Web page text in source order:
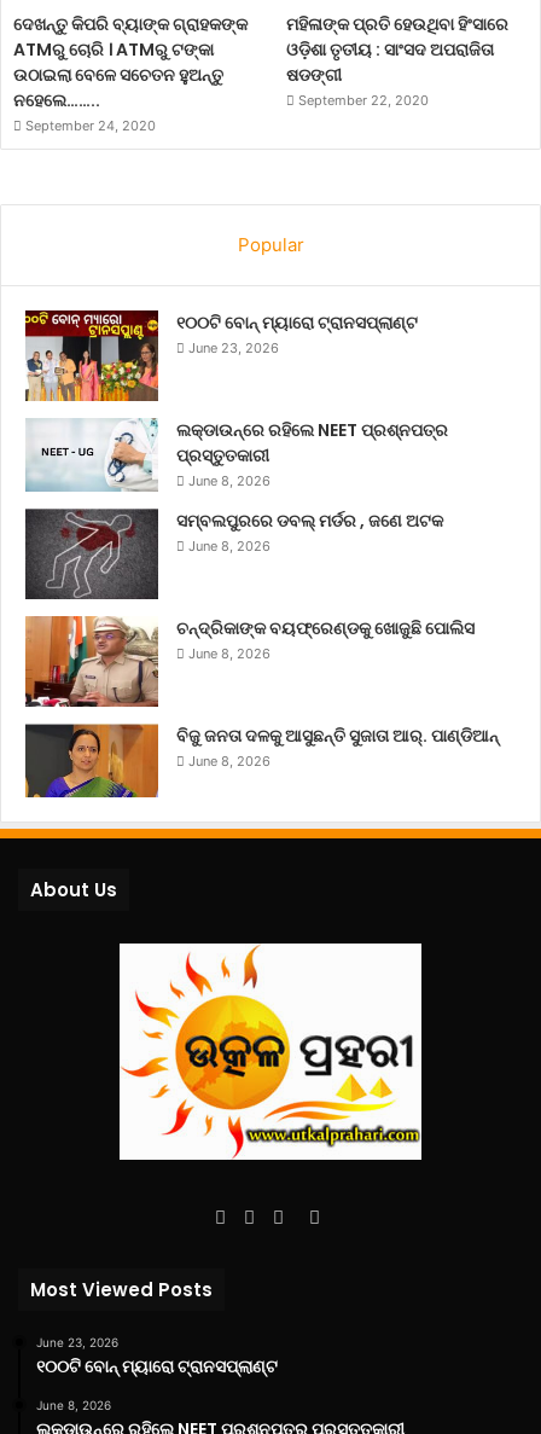
ଦେଖନ୍ତୁ କିପରି ବ୍ୟାଙ୍କ ଗ୍ରାହକଙ୍କ
ATMରୁ ଚୋରି । ATMରୁ ଟଙ୍କା
ଉଠାଇଲା ବେଳେ ସଚେତନ ହୁଅନ୍ତୁ
ନହେଲେ……..
September 24, 2020
ମହିଳାଙ୍କ ପ୍ରତି ହେଉଥିବା ହିଂସାରେ
ଓଡ଼ିଶା ତୃତୀୟ : ସାଂସଦ ଅପରାଜିତା
ଷଡଙ୍ଗୀ
September 22, 2020
Popular
୧୦୦ଟି ବୋନ୍ ମ୍ୟାରୋ ଟ୍ରାନସପ୍ଲାଣ୍ଟ
June 23, 2026
ଲକ୍‌ଡାଉନ୍‌ରେ ରହିଲେ NEET ପ୍ରଶ୍ନପତ୍ର
ପ୍ରସ୍ତୁତକାରୀ
June 8, 2026
ସମ୍ବଲପୁରରେ ଡବଲ୍ ମର୍ଡର , ଜଣେ ଅଟକ
June 8, 2026
ଚନ୍ଦ୍ରିକାଙ୍କ ବୟଫ୍ରେଣ୍ଡକୁ ଖୋଜୁଛି ପୋଲିସ
June 8, 2026
ବିଜୁ ଜନତା ଦଳକୁ ଆସୁଛନ୍ତି ସୁଜାତା ଆର୍‌. ପାଣ୍ଡିଆନ୍
June 8, 2026
About Us
Facebook
TwitterYouTube
Instagram
Most Viewed Posts
June 23, 2026
୧୦୦ଟି ବୋନ୍ ମ୍ୟାରୋ ଟ୍ରାନସପ୍ଲାଣ୍ଟ
June 8, 2026
ଲକ୍‌ଡାଉନ୍‌ରେ ରହିଲେ NEET ପ୍ରଶ୍ନପତ୍ର ପ୍ରସ୍ତୁତକାରୀ